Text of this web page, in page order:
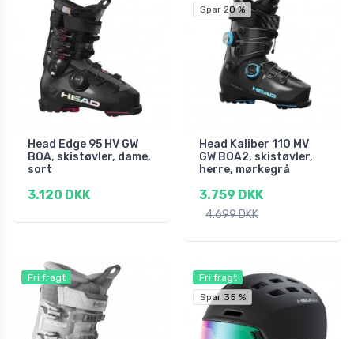
Head Edge 95 HV GW
BOA, skistøvler, dame,
sort
3.120 DKK
Spar 20 %
Head Kaliber 110 MV
GW BOA2, skistøvler,
herre, mørkegrå
3.759 DKK
4.699 DKK
Fri fragt
Fri fragt
Spar 35 %